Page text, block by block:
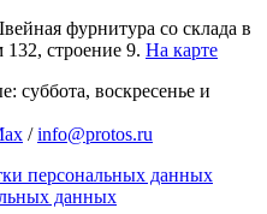
фурнитура со склада в
строение 9. На карте
суббота, воскресенье и
/info@protos.ru
персональных данных
данных